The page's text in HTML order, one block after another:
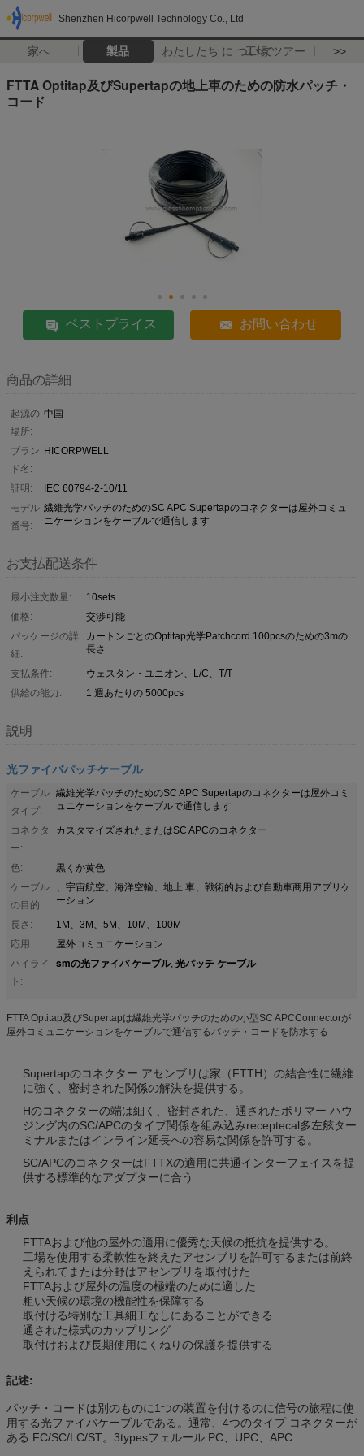
Shenzhen Hicorpwell Technology Co., Ltd
家へ 製品 わたしたち に つい て工場 ツアー >>
FTTA Optitap及びSupertapの地上車のための防水パッチ・
コード
ベストプライス お問い合わせ
商品の詳細
起源の
場所:
中国
ブラン
ド名:
HICORPWELL
証明:
IEC 60794-2-10/11
モデル
番号:
繊維光学パッチのためのSC APC Supertapのコネクターは屋外コミュ
ニケーションをケーブルで通信します
お支払配送条件
最小注文数量:
10sets
価格:
交渉可能
パッケージの詳
細:
カートンごとのOptitap光学Patchcord 100pcsのための3mの
長さ
支払条件:
ウェスタン・ユニオン、L/C、T/T
供給の能力:
1 週あたりの 5000pcs
説明
光ファイバパッチケーブル
ケーブル
タイプ:
繊維光学パッチのためのSC APC Supertapのコネクターは屋外コミ
ュニケーションをケーブルで通信します
コネクタ
ー:
カスタマイズされたまたはSC APCのコネクター
色:
黒くか黄色
ケーブル
の目的:
、宇宙航空、海洋空輸、地上 車、戦術的および自動車商用アプリケ
ーション
長さ:
1M、3M、5M、10M、100M
応用:
屋外コミュニケーション
ハイライ
ト:
smの光ファイバ ケーブル, 光パッチ ケーブル
FTTA Optitap及びSupertapは繊維光学パッチのための小型SC APCConnectorが
屋外コミュニケーションをケーブルで通信するパッチ・コードを防水する
Supertapのコネクター アセンブリは家（FTTH）の結合性に繊維
に強く、密封された関係の解決を提供する。
Hのコネクターの端は細く、密封された、通されたポリマー ハウ
ジング内のSC/APCのタイプ関係を組み込みreceptecal多左舷ター
ミナルまたはインライン延長への容易な関係を許可する。
SC/APCのコネクターはFTTXの適用に共通インターフェイスを提
供する標準的なアダプターに合う
利点
FTTAおよび他の屋外の適用に優秀な天候の抵抗を提供する。
工場を使用する柔軟性を終えたアセンブリを許可するまたは前終
えられてまたは分野はアセンブリを取付けた
FTTAおよび屋外の温度の極端のために適した
粗い天候の環境の機能性を保障する
取付ける特別な工具細工なしにあることができる
通された様式のカップリング
取付けおよび長期使用にくねりの保護を提供する
記述:
パッチ・コードは別のものに1つの装置を付けるのに信号の旅程に使
用する光ファイバケーブルである。通常、4つのタイプ コネクターが
ある:FC/SC/LC/ST。3typesフェルール:PC、UPC、APC…